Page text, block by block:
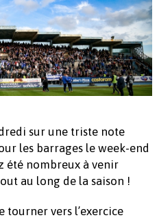
sur une triste note
les barrages le week-end
été nombreux à venir
au long de la saison !
tourner vers l’exercice